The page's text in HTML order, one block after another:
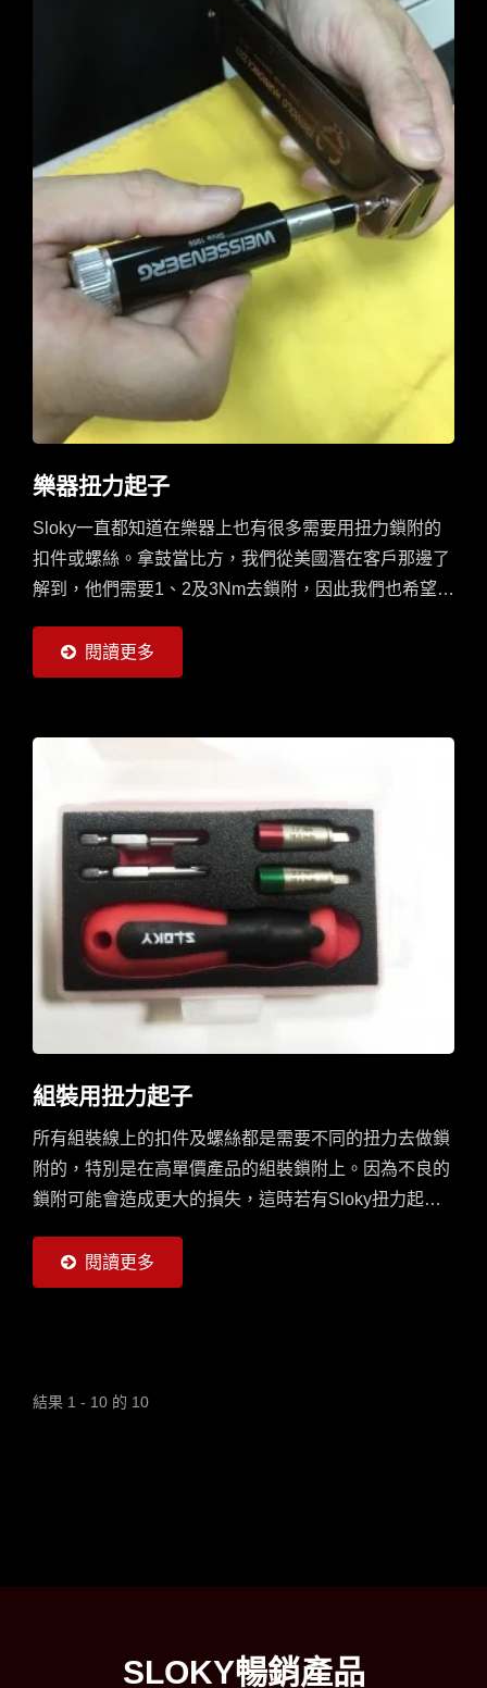
樂器扭力起子
Sloky一直都知道在樂器上也有很多需要用扭力鎖附的
扣件或螺絲。拿鼓當比方，我們從美國潛在客戶那邊了
解到，他們需要1、2及3Nm去鎖附，因此我們也希望有
台灣專業做口琴的Mtavietnam，和其總經理小寶聊了很
久，知道他們有用鈦做的口琴，而這樣高級專業的口琴
後，Sloky扭力起子為Mtavietnam開發出了0.08Nm的客
了可以裝兩顆25長bits的手柄來配合我們的扭力套筒。
有了這樣的專門客製的扭力起子組，除了更正確的保護
WEISSENBERG專業的口琴，不論銷售組數多寡，光
是多了這扭力起子組套就讓Mtavietnam的專業度及產品
價值增加了許多。因此Sloky扭力起子除了可以提供客
製服務外，更是可以增加客戶產品的價值及價格，這就
是Sloky最希望可以為客戶做到的。
閱讀更多
組裝用扭力起子
所有組裝線上的扣件及螺絲都是需要不同的扭力去做鎖
附的，特別是在高單價產品的組裝鎖附上。因為不良的
鎖附可能會造成更大的損失，這時若有Sloky扭力起子
上照片是Sloky為英國客戶客製的組套；只要讓我們了
解貴司需求的扭力及bits規格，我們就可以為您評估客
閱讀更多
結果 1 - 10 的 10
SLOKY暢銷產品